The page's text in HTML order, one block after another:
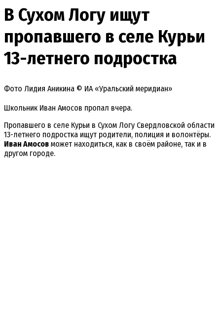
В Сухом Логу ищут
пропавшего в селе Курьи
13-летнего подростка
Фото Лидия Аникина © ИА «Уральский меридиан»
Школьник Иван Амосов пропал вчера.
Пропавшего в селе Курьи в Сухом Логу Свердловской области
13-летнего подростка ищут родители, полиция и волонтёры.
Иван Амосов может находиться, как в своём районе, так и в
другом городе.